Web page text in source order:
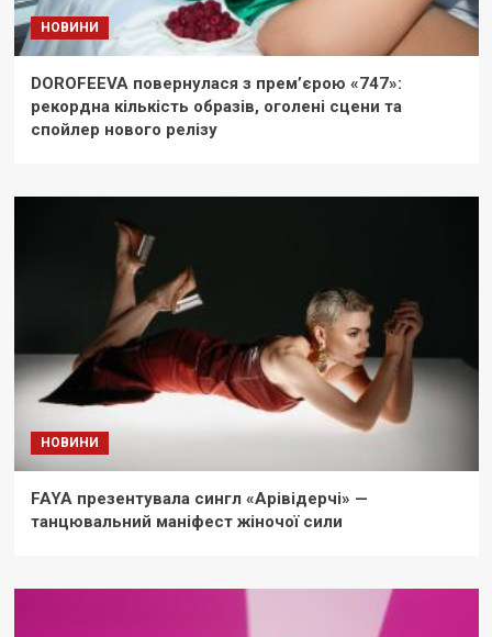
НОВИНИ
DOROFEEVA повернулася з прем’єрою «747»:
рекордна кількість образів, оголені сцени та
спойлер нового релізу
НОВИНИ
FAYA презентувала сингл «Арівідерчі» —
танцювальний маніфест жіночої сили